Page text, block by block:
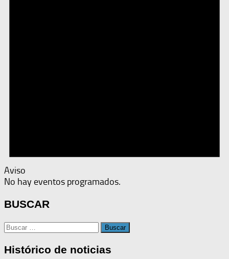
Aviso
No hay eventos programados.
BUSCAR
Buscar:
Histórico de noticias